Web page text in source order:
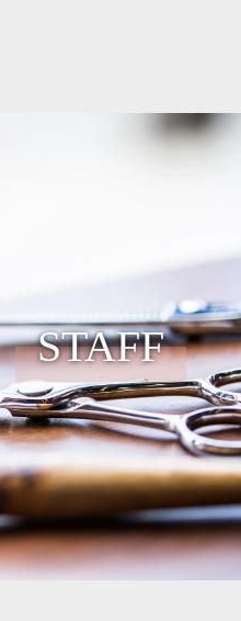
STAFF